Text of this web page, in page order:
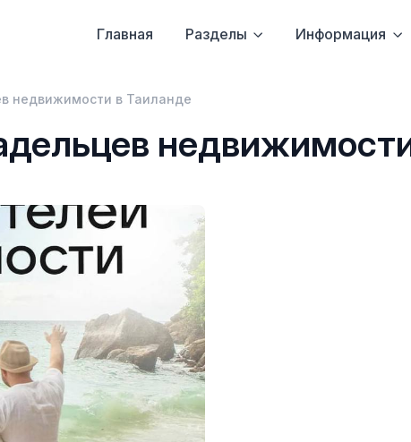
Главная Разделы Информация
недвижимости в Таиланде